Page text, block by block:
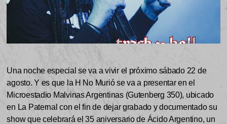
Una noche especial se va a vivir el próximo sábado 22 de
agosto. Y es que la H No Murió se va a presentar en el
Microestadio Malvinas Argentinas (Gutenberg 350), ubicado
en La Paternal con el fin de dejar grabado y documentado su
show que celebrará el 35 aniversario de Ácido Argentino, un